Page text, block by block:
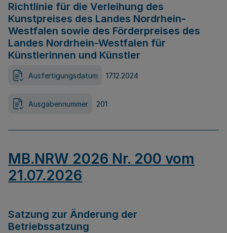
Richtlinie für die Verleihung des
Kunstpreises des Landes Nordrhein-
Westfalen sowie des Förderpreises des
Landes Nordrhein-Westfalen für
Künstlerinnen und Künstler
Ausfertigungsdatum 17.12.2024
Ausgabennummer 201
MB.NRW 2026 Nr. 200 vom
21.07.2026
Satzung zur Änderung der
Betriebssatzung